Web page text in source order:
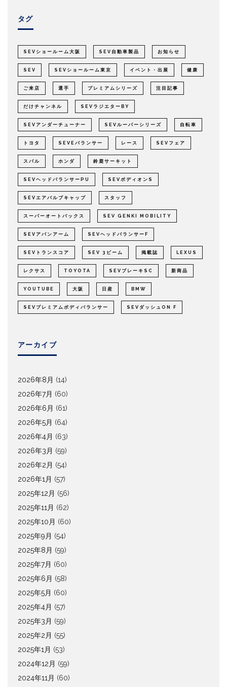
タグ
SEVショールーム大阪 SEV自動車製品 お知らせ
SEV SEVショールーム東京 イベント・出展 健康
ご来店 選手 プレミアムシリーズ 注目記事
だけチャンネル SEVラジエターBY
SEVアンダーチューナー SEVルーパーシリーズ 自転車
トヨタ SEVEバランサー レース SEVフェア
スバル ホンダ 鈴鹿サーキット
SEVヘッドバランサーPU SEVボディオンS
SEVエアバルブキャップ スタッフ
スーパーオートバックス SEV GENKI MOBILITY
SEVアバンアーム SEVヘッドバランサーF
SEVトランスコア SEV 3ビーム 掲載誌 LEXUS
レクサス TOYOTA SEVブレーキSC 新商品
YOUTUBE 大阪 日産 BMW
SEVプレミアムボディバランサー SEVダッシュON F
アーカイブ
2026年8月 (14)
2026年7月 (60)
2026年6月 (61)
2026年5月 (64)
2026年4月 (63)
2026年3月 (59)
2026年2月 (54)
2026年1月 (57)
2025年12月 (56)
2025年11月 (62)
2025年10月 (60)
2025年9月 (54)
2025年8月 (59)
2025年7月 (60)
2025年6月 (58)
2025年5月 (60)
2025年4月 (57)
2025年3月 (59)
2025年2月 (55)
2025年1月 (53)
2024年12月 (59)
2024年11月 (60)